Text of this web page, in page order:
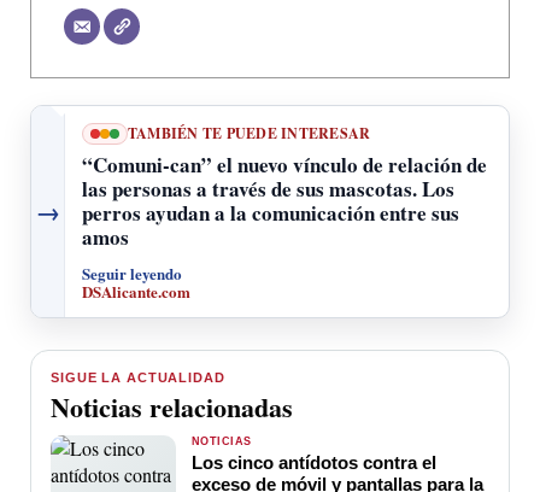
→
TAMBIÉN TE PUEDE INTERESAR
“Comuni-can” el nuevo vínculo de relación de
las personas a través de sus mascotas. Los
perros ayudan a la comunicación entre sus
amos
Seguir leyendo
DSAlicante.com
SIGUE LA ACTUALIDAD
Noticias relacionadas
NOTICIAS
Los cinco antídotos contra el
exceso de móvil y pantallas para la